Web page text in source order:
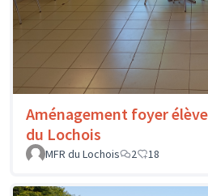
Aménagement foyer
du Lochois
MFR du Lochois
2 18